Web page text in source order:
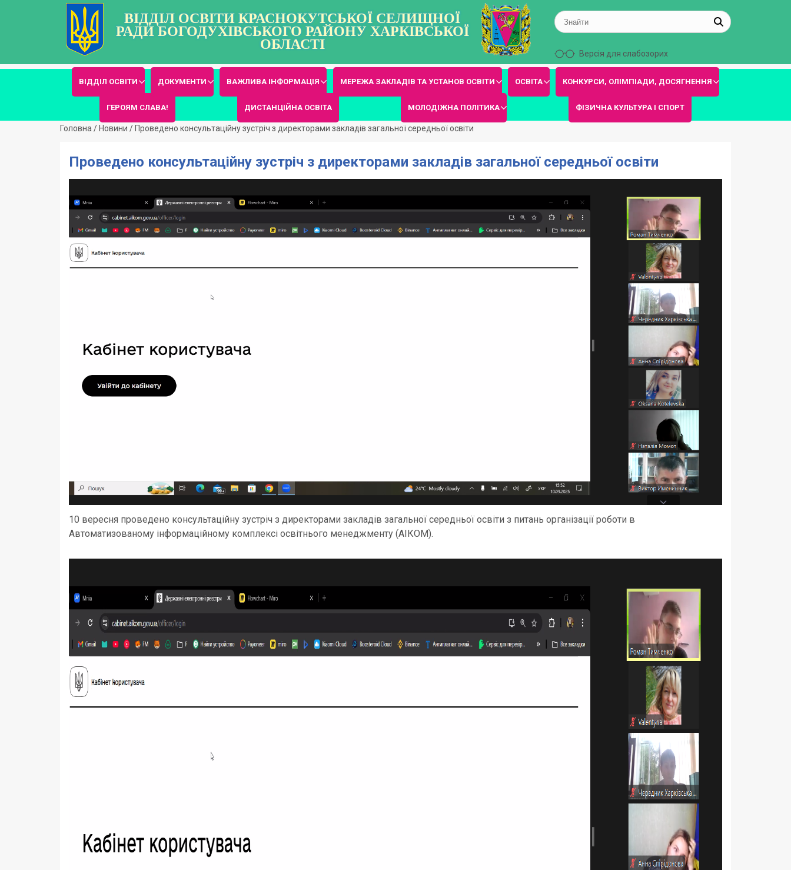
ВІДДІЛ ОСВІТИ КРАСНОКУТСЬКОЇ СЕЛИЩНОЇ
РАДИ БОГОДУХІВСЬКОГО РАЙОНУ ХАРКІВСЬКОЇ
ОБЛАСТІ
Версія для слабозорих
ВІДДІЛ ОСВІТИ ДОКУМЕНТИ ВАЖЛИВА ІНФОРМАЦІЯ МЕРЕЖА ЗАКЛАДІВ ТА УСТАНОВ ОСВІТИ ОСВІТА КОНКУРСИ, ОЛІМПІАДИ, ДОСЯГНЕННЯ
ГЕРОЯМ СЛАВА! ДИСТАНЦІЙНА ОСВІТА МОЛОДІЖНА ПОЛІТИКА ФІЗИЧНА КУЛЬТУРА І СПОРТ
Головна / Новини / Проведено консультаційну зустріч з директорами закладів загальної середньої освіти
Проведено консультаційну зустріч з директорами закладів загальної середньої освіти
10 вересня проведено консультаційну зустріч з директорами закладів загальної середньої освіти з питань організації роботи в
Автоматизованому інформаційному комплексі освітнього менеджменту (АІКОМ).